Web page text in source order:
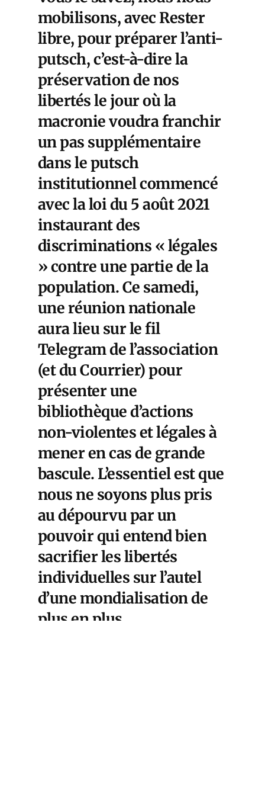
mobilisons, avec Rester
libre, pour préparer l’anti-
putsch, c’est-à-dire la
préservation de nos
libertés le jour où la
macronie voudra franchir
un pas supplémentaire
dans le putsch
institutionnel commencé
avec la loi du 5 août 2021
instaurant des
discriminations « légales
» contre une partie de la
population. Ce samedi,
une réunion nationale
aura lieu sur le fil
Telegram de l’association
(et du Courrier) pour
présenter une
bibliothèque d’actions
non-violentes et légales à
mener en cas de grande
bascule. L’essentiel est que
nous ne soyons plus pris
au dépourvu par un
pouvoir qui entend bien
sacrifier les libertés
individuelles sur l’autel
d’une mondialisation de
plus en plus